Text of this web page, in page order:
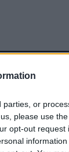
or
please use
opt-out request
BYAdhub